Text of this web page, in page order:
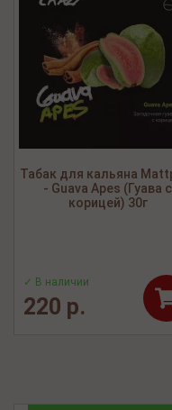
Табак для кальяна
- Guava Apes (Гуава с
корицей) 30г
✓ В наличии
220 р.